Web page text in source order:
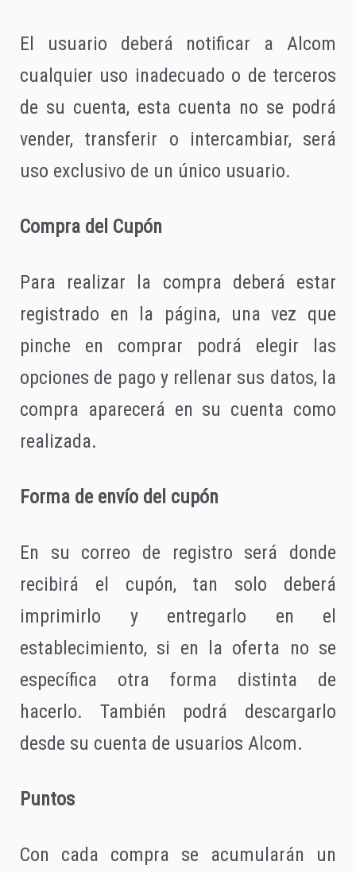
El usuario deberá notificar a Alcom
cualquier uso inadecuado o de terceros
de su cuenta, esta cuenta no se podrá
vender, transferir o intercambiar, será
uso exclusivo de un único usuario.
Compra del Cupón
Para realizar la compra deberá estar
registrado en la página, una vez que
pinche en comprar podrá elegir las
opciones de pago y rellenar sus datos, la
compra aparecerá en su cuenta como
realizada.
Forma de envío del cupón
En su correo de registro será donde
recibirá el cupón, tan solo deberá
imprimirlo y entregarlo en el
establecimiento, si en la oferta no se
específica otra forma distinta de
hacerlo. También podrá descargarlo
desde su cuenta de usuarios Alcom.
Puntos
Con cada compra se acumularán un